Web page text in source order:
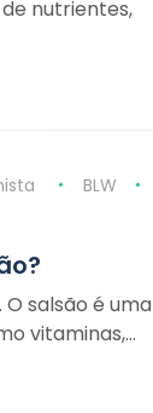
nutrientes,
BLW
salsão é uma
vitaminas,…